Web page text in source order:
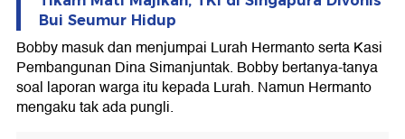
Bui Seumur Hidup
Bobby masuk dan menjumpai Lurah Hermanto serta Kasi
Pembangunan Dina Simanjuntak. Bobby bertanya-tanya
soal laporan warga itu kepada Lurah. Namun Hermanto
mengaku tak ada pungli.